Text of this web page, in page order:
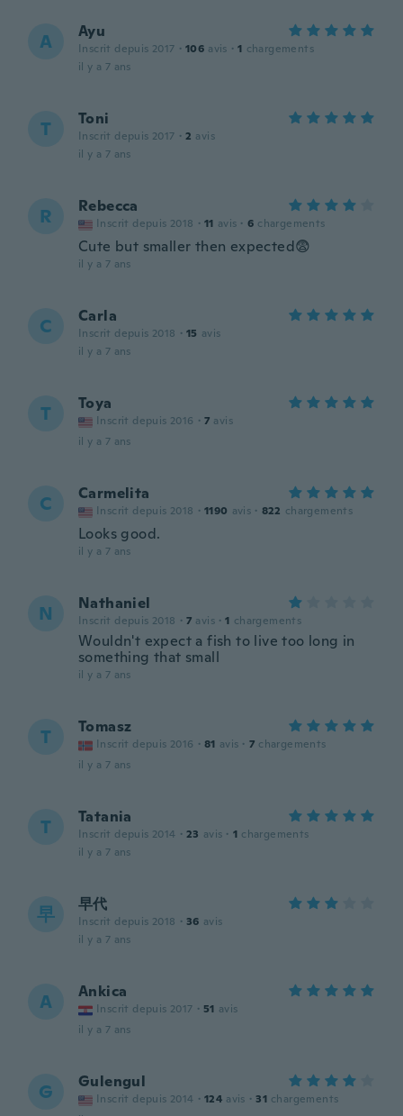
A Ayu
Inscrit depuis 2017 · 106 avis · 1 chargements
il y a 7 ans
T Toni
Inscrit depuis 2017 · 2 avis
il y a 7 ans
R Rebecca
Inscrit depuis 2018 · 11 avis · 6 chargements
Cute but smaller then expected😨
il y a 7 ans
C Carla
Inscrit depuis 2018 · 15 avis
il y a 7 ans
T Toya
Inscrit depuis 2016 · 7 avis
il y a 7 ans
C Carmelita
Inscrit depuis 2018 · 1190 avis · 822 chargements
Looks good.
il y a 7 ans
N Nathaniel
Inscrit depuis 2018 · 7 avis · 1 chargements
Wouldn't expect a fish to live too long in
something that small
il y a 7 ans
T Tomasz
Inscrit depuis 2016 · 81 avis · 7 chargements
il y a 7 ans
T Tatania
Inscrit depuis 2014 · 23 avis · 1 chargements
il y a 7 ans
早 早代
Inscrit depuis 2018 · 36 avis
il y a 7 ans
A Ankica
Inscrit depuis 2017 · 51 avis
il y a 7 ans
G Gulengul
Inscrit depuis 2014 · 124 avis · 31 chargements